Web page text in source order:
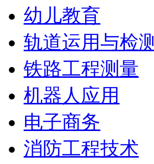
幼儿教育
轨道运用与检测
铁路工程测量
机器人应用
电子商务
消防工程技术